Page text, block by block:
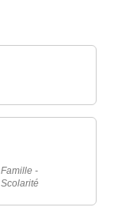
Famille -
Scolarité